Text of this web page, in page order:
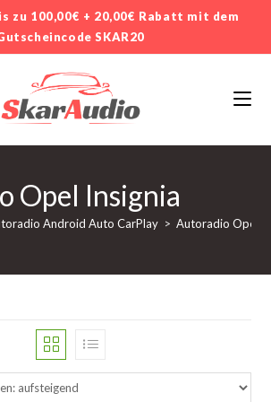
zu 100,00€ + 20,00€ Rabatt mit dem
SKAR20
Opel Insignia
Android Auto CarPlay > Autoradio Opel